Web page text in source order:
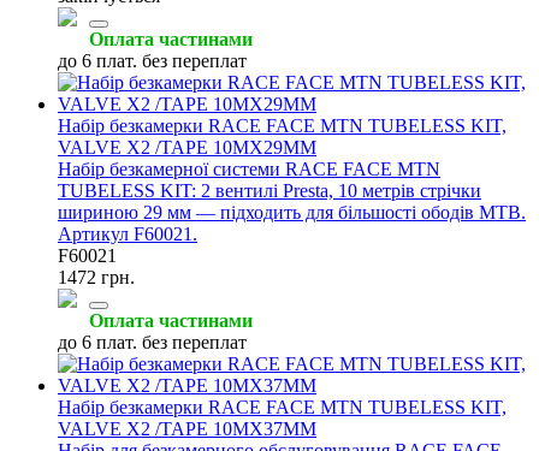
Оплата частинами
до 6 плат. без переплат
Набір безкамерки RACE FACE MTN TUBELESS KIT,
VALVE X2 /TAPE 10MX29MM
Набір безкамерної системи RACE FACE MTN
TUBELESS KIT: 2 вентилі Presta, 10 метрів стрічки
шириною 29 мм — підходить для більшості ободів MTB.
Артикул F60021.
F60021
1472 грн.
Оплата частинами
до 6 плат. без переплат
Набір безкамерки RACE FACE MTN TUBELESS KIT,
VALVE X2 /TAPE 10MX37MM